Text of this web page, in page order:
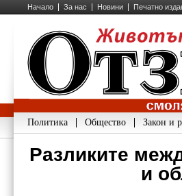
Начало За нас Новини Печатно
Политика Общество Закон и
Разликите
и